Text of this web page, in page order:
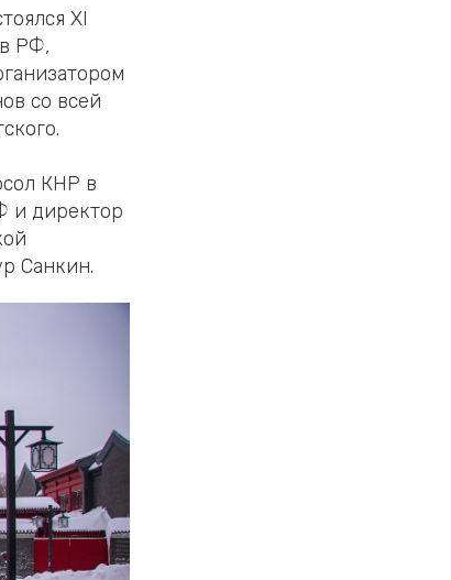
XI
РФ,
со всей
КНР в
и директор
Санкин.